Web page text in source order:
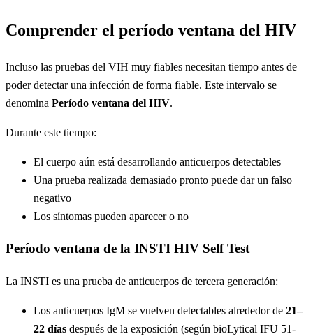
Comprender el período ventana del HIV
Incluso las pruebas del VIH muy fiables necesitan tiempo antes de
poder detectar una infección de forma fiable. Este intervalo se
denomina Período ventana del HIV.
Durante este tiempo:
El cuerpo aún está desarrollando anticuerpos detectables
Una prueba realizada demasiado pronto puede dar un falso
negativo
Los síntomas pueden aparecer o no
Período ventana de la INSTI HIV Self Test
La INSTI es una prueba de anticuerpos de tercera generación:
Los anticuerpos IgM se vuelven detectables alrededor de 21–
22 días después de la exposición (según bioLytical IFU 51-